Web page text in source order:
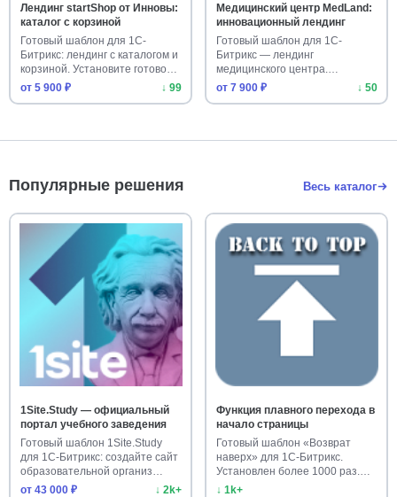
Лендинг startShop от Инновы:
каталог с корзиной
Готовый шаблон для 1С-
Битрикс: лендинг с каталогом и
корзиной. Установите готово…
от 5 900 ₽
↓ 99
Медицинский центр MedLand:
инновационный лендинг
Готовый шаблон для 1С-
Битрикс — лендинг
медицинского центра.
Адаптивный дизайн д…
от 7 900 ₽ ↓ 50
Популярные решения Весь каталог
1Site.Study — официальный
портал учебного заведения
Готовый шаблон 1Site.Study
для 1С-Битрикс: создайте сайт
образовательной организ…
от 43 000 ₽
↓ 2k+
Функция плавного перехода в
начало страницы
Готовый шаблон «Возврат
наверх» для 1С-Битрикс.
Установлен более 1000 раз.
Улучш…
↓ 1k+